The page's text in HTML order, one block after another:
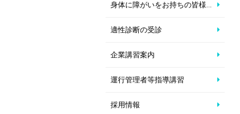
身体に障がいをお持ちの皆様へ運転免許取得のご案内
適性診断の受診
企業講習案内
運行管理者等指導講習
採用情報